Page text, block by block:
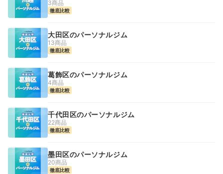
3商品
徹底比較
大田区のパーソナルジム
13商品
徹底比較
葛飾区のパーソナルジム
4商品
徹底比較
千代田区のパーソナルジム
22商品
徹底比較
墨田区のパーソナルジム
20商品
徹底比較